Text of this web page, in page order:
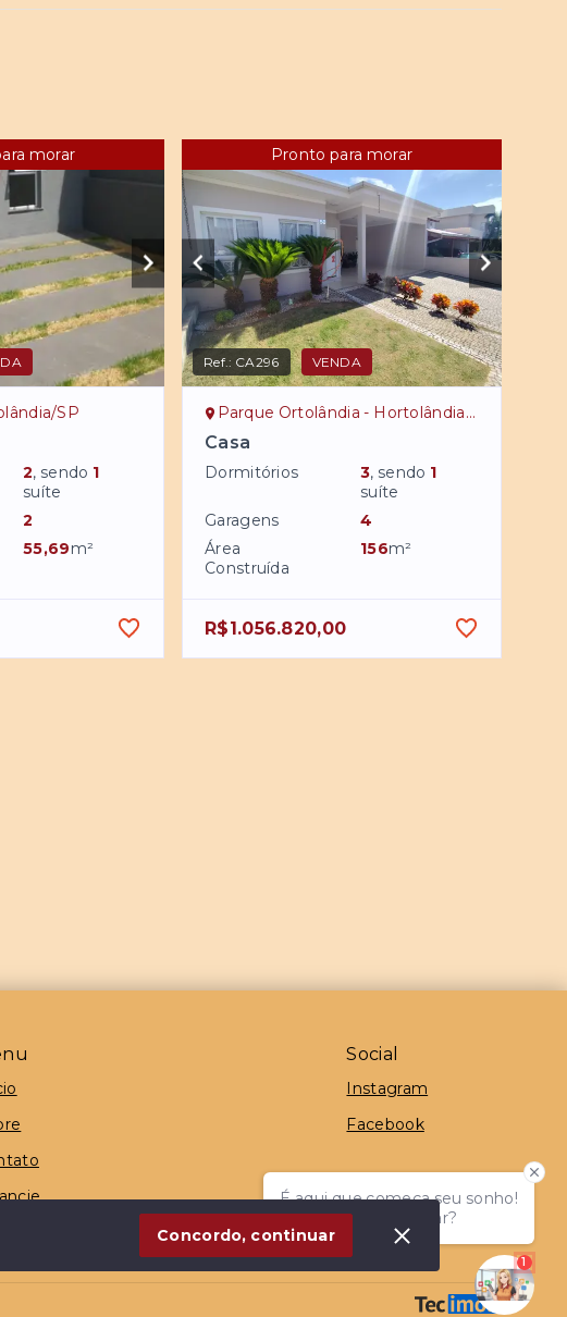
morar
SP
2, sendo 1
suíte
2
55,69m²
Pronto para morar
Ref.: CA296 VENDA
Parque Ortolândia - Hortolândia/SP
Casa
Dormitórios 3, sendo 1
suíte
Garagens
4
Área
Construída
156m²
R$1.056.820,00
É aqui que começa seu sonho!
como posso te ajudar?
1
Social
Instagram
Facebook
Concordo, continuar